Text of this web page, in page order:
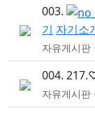
003.
기 자기소
자유게시판
004.
자유게시판